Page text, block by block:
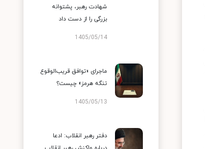
شهادت رهبر، پشتوانه
بزرگی را از دست داد
1405/05/14
ماجرای «توافق قریب‌الوقوع
تنگه هرمز» چیست؟
1405/05/13
دفتر رهبر انقلاب: ادعا